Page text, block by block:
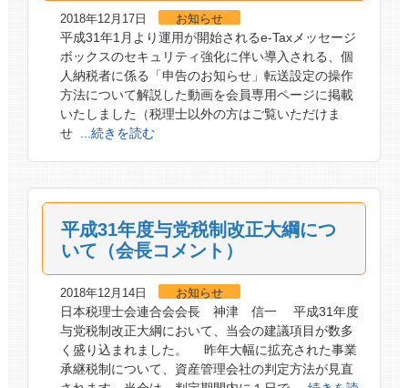
2018年12月17日 お知らせ
平成31年1月より運用が開始されるe-Taxメッセージ
ボックスのセキュリティ強化に伴い導入される、個
人納税者に係る「申告のお知らせ」転送設定の操作
方法について解説した動画を会員専用ページに掲載
いたしました（税理士以外の方はご覧いただけま
せ
...続きを読む
平成31年度与党税制改正大綱につ
いて（会長コメント）
2018年12月14日 お知らせ
日本税理士会連合会会長 神津 信一 平成31年度
与党税制改正大綱において、当会の建議項目が数多
く盛り込まれました。 昨年大幅に拡充された事業
承継税制について、資産管理会社の判定方法が見直